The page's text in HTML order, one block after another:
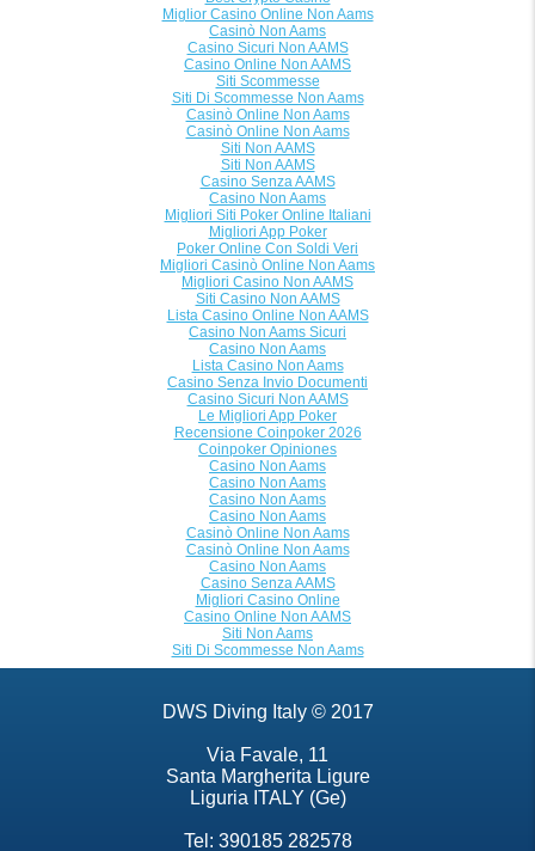
Miglior Casino Online Non Aams
Casinò Non Aams
Casino Sicuri Non AAMS
Casino Online Non AAMS
Siti Scommesse
Siti Di Scommesse Non Aams
Casinò Online Non Aams
Casinò Online Non Aams
Siti Non AAMS
Siti Non AAMS
Casino Senza AAMS
Casino Non Aams
Migliori Siti Poker Online Italiani
Migliori App Poker
Poker Online Con Soldi Veri
Migliori Casinò Online Non Aams
Migliori Casino Non AAMS
Siti Casino Non AAMS
Lista Casino Online Non AAMS
Casino Non Aams Sicuri
Casino Non Aams
Lista Casino Non Aams
Casino Senza Invio Documenti
Casino Sicuri Non AAMS
Le Migliori App Poker
Recensione Coinpoker 2026
Coinpoker Opiniones
Casino Non Aams
Casino Non Aams
Casino Non Aams
Casino Non Aams
Casinò Online Non Aams
Casinò Online Non Aams
Casino Non Aams
Casino Senza AAMS
Migliori Casino Online
Casino Online Non AAMS
Siti Non Aams
Siti Di Scommesse Non Aams
DWS Diving Italy © 2017
Via Favale, 11
Santa Margherita Ligure
Liguria ITALY (Ge)
Tel: 390185 282578